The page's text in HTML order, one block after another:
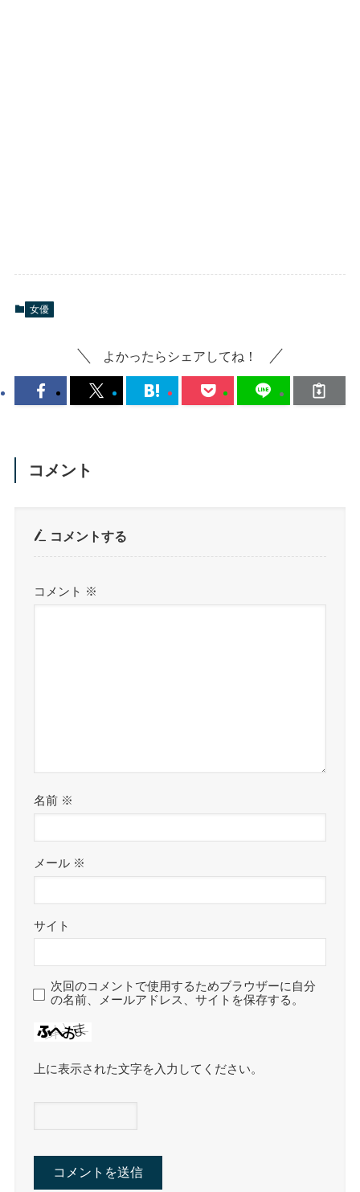
女優
よかったらシェアしてね！
コメント
コメントする
コメント ※
名前 ※
メール ※
サイト
次回のコメントで使用するためブラウザーに自分
の名前、メールアドレス、サイトを保存する。
上に表示された文字を入力してください。